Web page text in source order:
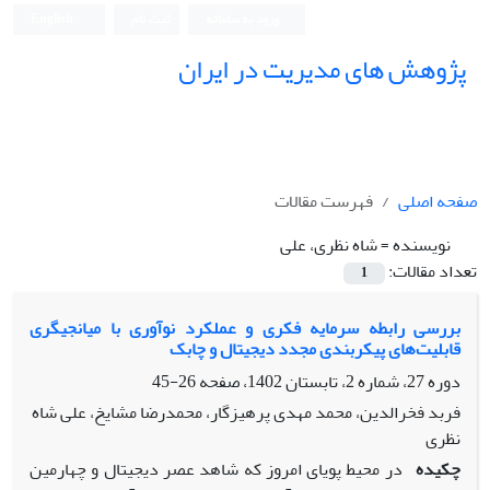
پژوهش های مدیریت در ایران
صفحه اصلی
فهرست مقالات
نویسنده =شاه نظری، علی
تعداد مقالات:
1
بررسی رابطه سرمایه فکری و عملکرد نوآوری با میانجیگری
قابلیت‌های پیکربندی مجدد دیجیتال و چابک
دوره 27، شماره 2، تابستان 1402، صفحه
26-45
فربد فخرالدین، محمد مهدی پرهیزگار، محمدرضا مشایخ، علی شاه
نظری
چکیده در محیط پویای امروز که شاهد عصر دیجیتال و چهارمین